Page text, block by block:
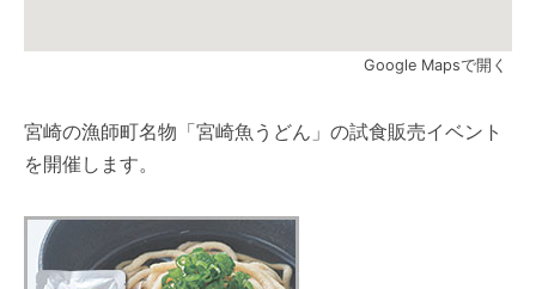
Google Mapsで開く
宮崎の漁師町名物「宮崎魚うどん」の試食販売イベント
を開催します。